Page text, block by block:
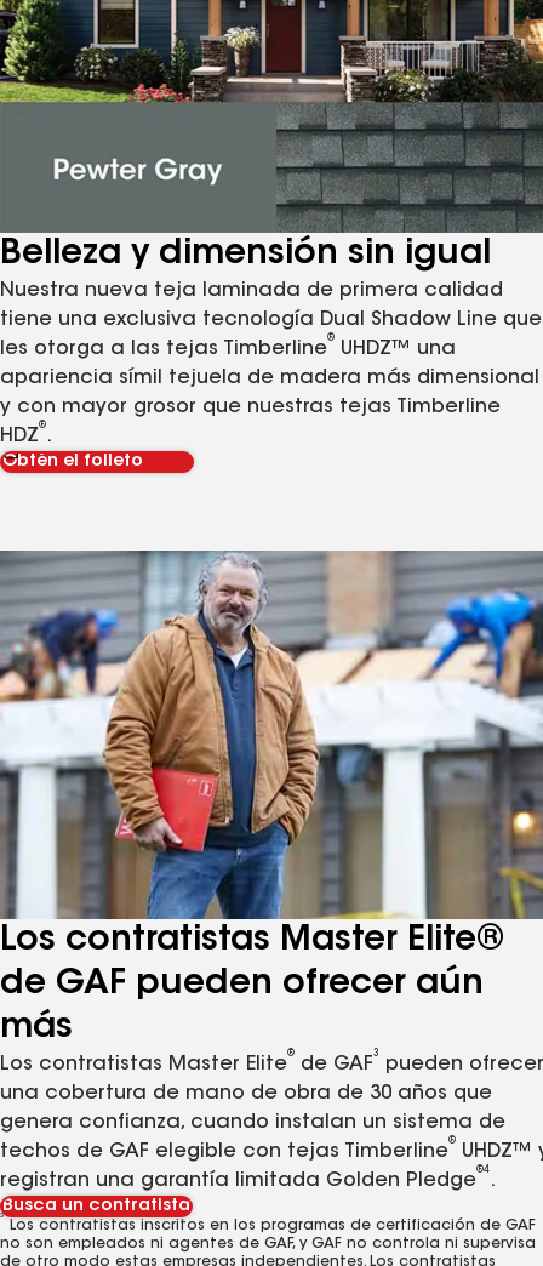
Belleza y dimensión sin igual
Nuestra nueva teja laminada de primera calidad
tiene una exclusiva tecnología Dual Shadow Line que
les otorga a las tejas Timberline
®
UHDZ™ una
apariencia símil tejuela de madera más dimensional
y con mayor grosor que nuestras tejas Timberline
HDZ
®
.
Obtén el folleto
Los contratistas Master Elite®
de GAF pueden ofrecer aún
más
Los contratistas Master Elite
®
de GAF
3
pueden ofrecer
una cobertura de mano de obra de 30 años que
genera confianza, cuando instalan un sistema de
techos de GAF elegible con tejas Timberline
®
UHDZ™
registran una garantía limitada Golden Pledge
®4
.
Busca un contratista
3
Los contratistas inscritos en los programas de certificación de GAF
no son empleados ni agentes de GAF, y GAF no controla ni supervisa
de otro modo estas empresas independientes. Los contratistas